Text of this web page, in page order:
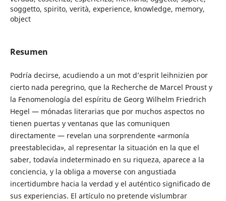
soggetto, spirito, verità, experience, knowledge, memory,
object
Resumen
Podría decirse, acudiendo a un mot d’esprit leihnizien por
cierto nada peregrino, que la Recherche de Marcel Proust y
la Fenomenología del espíritu de Georg Wilhelm Friedrich
Hegel — mónadas literarias que por muchos aspectos no
tienen puertas y ventanas que las comuniquen
directamente — revelan una sorprendente «armonía
preestablecida», al representar la situación en la que el
saber, todavía indeterminado en su riqueza, aparece a la
conciencia, y la obliga a moverse con angustiada
incertidumbre hacia la verdad y el auténtico significado de
sus experiencias. El artículo no pretende vislumbrar